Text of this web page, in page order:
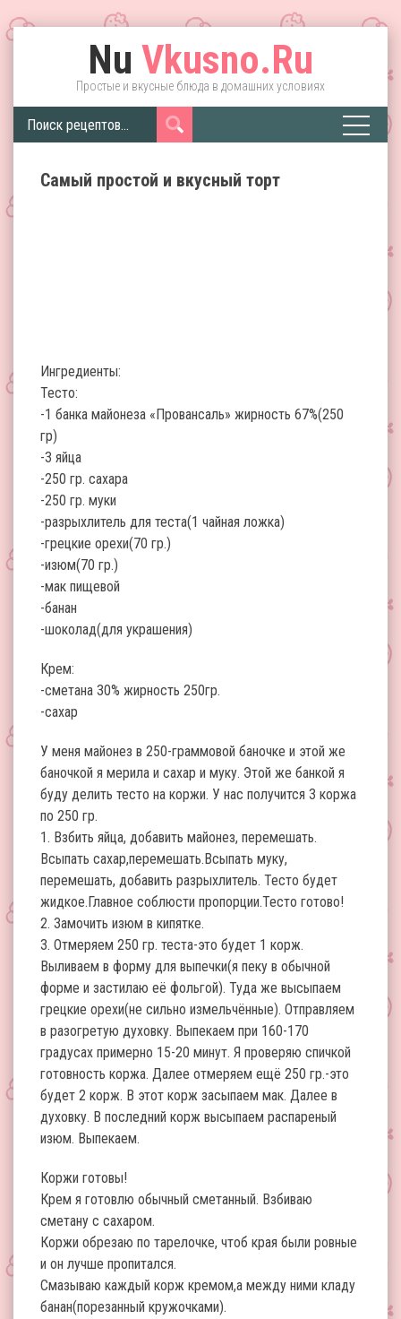
Nu Vkusno.Ru
Простые и вкусные блюда в домашних условиях
Самый простой и вкусный торт
Ингредиенты:
Тесто:
-1 банка майонеза «Провансаль» жирность 67%(250
гр)
-3 яйца
-250 гр. сахара
-250 гр. муки
-разрыхлитель для теста(1 чайная ложка)
-грецкие орехи(70 гр.)
-изюм(70 гр.)
-мак пищевой
-банан
-шоколад(для украшения)
Крем:
-сметана 30% жирность 250гр.
-сахар
У меня майонез в 250-граммовой баночке и этой же
баночкой я мерила и сахар и муку. Этой же банкой я
буду делить тесто на коржи. У нас получится 3 коржа
по 250 гр.
1. Взбить яйца, добавить майонез, перемешать.
Всыпать сахар,перемешать.Всыпать муку,
перемешать, добавить разрыхлитель. Тесто будет
жидкое.Главное соблюсти пропорции.Тесто готово!
2. Замочить изюм в кипятке.
3. Отмеряем 250 гр. теста-это будет 1 корж.
Выливаем в форму для выпечки(я пеку в обычной
форме и застилаю её фольгой). Туда же высыпаем
грецкие орехи(не сильно измельчённые). Отправляем
в разогретую духовку. Выпекаем при 160-170
градусах примерно 15-20 минут. Я проверяю спичкой
готовность коржа. Далее отмеряем ещё 250 гр.-это
будет 2 корж. В этот корж засыпаем мак. Далее в
духовку. В последний корж высыпаем распареный
изюм. Выпекаем.
Коржи готовы!
Крем я готовлю обычный сметанный. Взбиваю
сметану с сахаром.
Коржи обрезаю по тарелочке, чтоб края были ровные
и он лучше пропитался.
Смазываю каждый корж кремом,а между ними кладу
банан(порезанный кружочками).